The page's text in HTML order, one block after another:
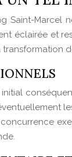
éclairée et